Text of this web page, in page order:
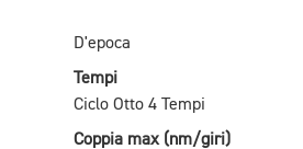
D'epoca
Tempi
Ciclo Otto 4 Tempi
Coppia max (nm/giri)